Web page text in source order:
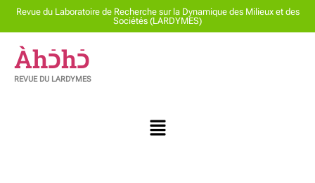
Revue du Laboratoire de Recherche sur la Dynamique des Milieux et des
Sociétés (LARDYMES)
Àhכֿhכֿ
REVUE DU LARDYMES